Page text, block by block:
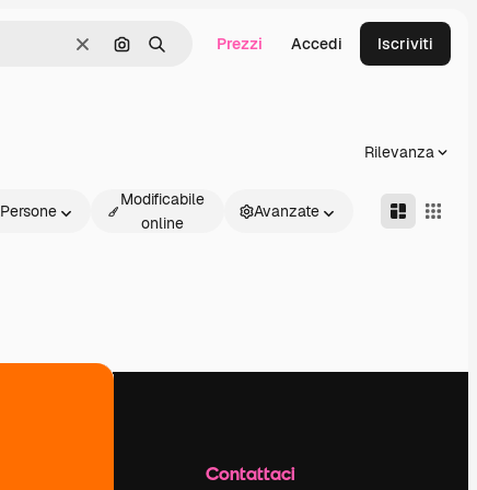
CancellaCerca per immagine
Ricerca Prezzi Accedi Iscriviti
Rilevanza
Persone
Modificabile
online
Avanzate
Contattaci